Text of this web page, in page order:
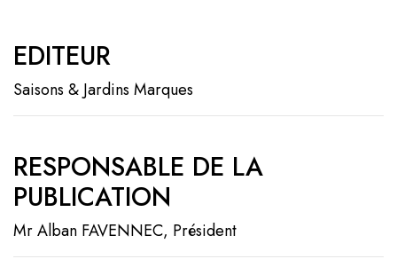
EDITEUR
Saisons & Jardins Marques
RESPONSABLE DE LA
PUBLICATION
Mr Alban FAVENNEC, Président